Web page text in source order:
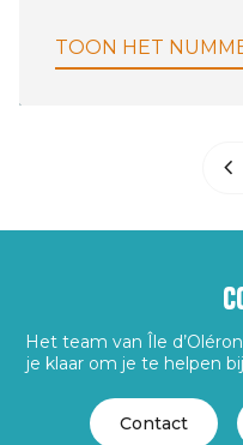
TOON HET
Het team van Île
je klaar om je te helpen
Contact